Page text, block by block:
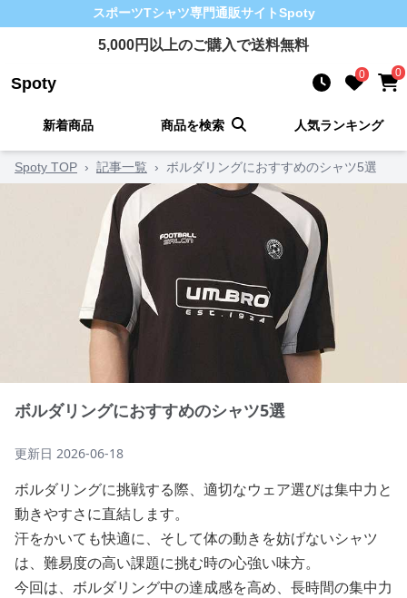
スポーツTシャツ専門通販サイトSpoty
5,000円以上のご購入で送料無料
Spoty 0 0
新着商品 商品を検索 人気ランキング
Spoty TOP › 記事一覧 › ボルダリングにおすすめのシャツ5選
ボルダリングにおすすめのシャツ5選
更新日 2026-06-18
ボルダリングに挑戦する際、適切なウェア選びは集中力と
動きやすさに直結します。
汗をかいても快適に、そして体の動きを妨げないシャツ
は、難易度の高い課題に挑む時の心強い味方。
今回は、ボルダリング中の達成感を高め、長時間の集中力